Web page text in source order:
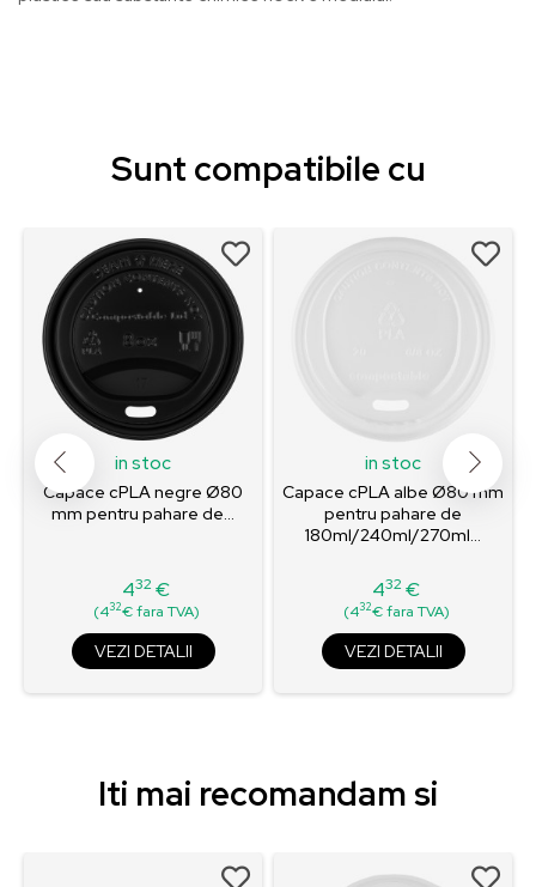
Sunt compatibile cu
in stoc
Capace cPLA negre Ø80
mm pentru pahare de...
Pret
432 €
(432€ fara TVA)
VEZI DETALII
in stoc
Capace cPLA albe Ø80 mm
pentru pahare de
180ml/240ml/270ml...
Pret
432 €
(432€ fara TVA)
VEZI DETALII
Iti mai recomandam si